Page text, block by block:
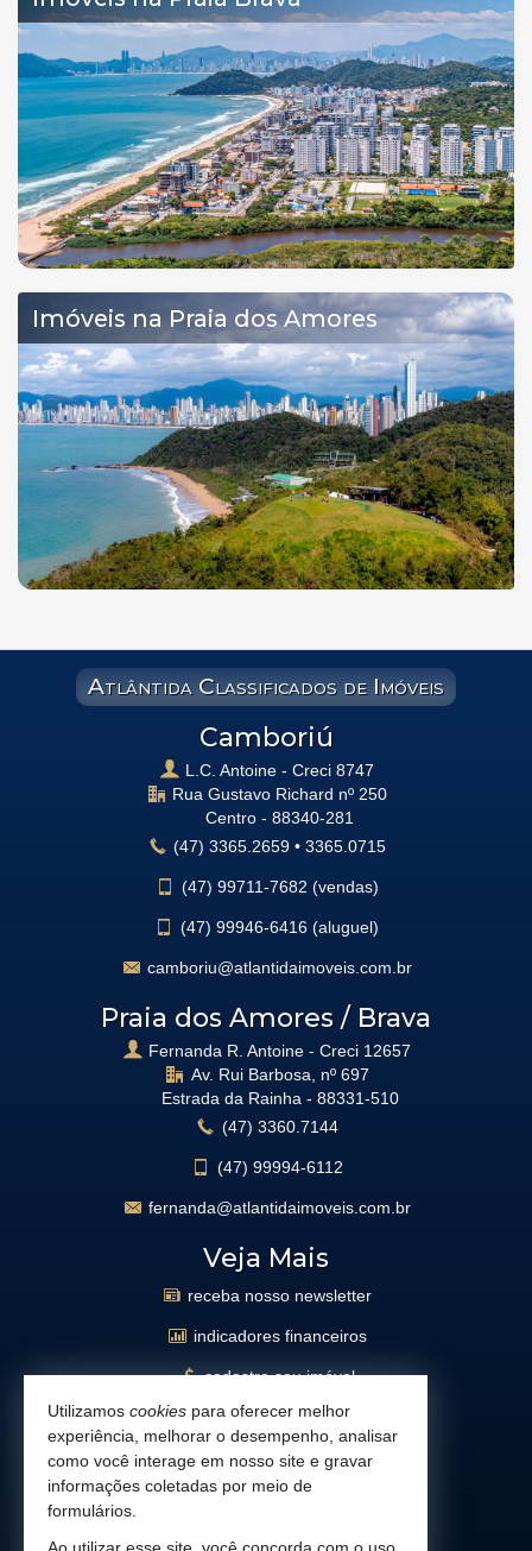
Imóveis na Praia dos Amores
Atlântida Classificados de Imóveis
Camboriú
L.C. Antoine - Creci 8747
Rua Gustavo Richard nº 250
Centro - 88340-281
(47) 3365.2659 • 3365.0715
(47) 99711-7682 (vendas)
(47) 99946-6416 (aluguel)
camboriu@atlantidaimoveis.com.br
Praia dos Amores / Brava
Fernanda R. Antoine - Creci 12657
Av. Rui Barbosa, nº 697
Estrada da Rainha - 88331-510
(47) 3360.7144
(47) 99994-6112
fernanda@atlantidaimoveis.com.br
Veja Mais
receba nosso newsletter
indicadores financeiros
cadastre seu imóvel
imóveis favoritos
mapa de imóveis
busca imóveis
Facebook
Utilizamos cookies para oferecer melhor
experiência, melhorar o desempenho, analisar
como você interage em nosso site e gravar
informações coletadas por meio de
formulários.